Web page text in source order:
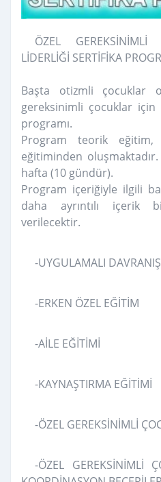
ÖZEL GEREKSİNİMLİ
LİDERLİĞİ SERTİFİKA
Başta otizmli çocuklar
gereksinimli çocuklar
programı.
Program teorik eğitim,
eğitiminden
hafta (10 gündür).
Program içeriğiyle ilgili
daha ayrıntılı içerik
verilecektir.
-UYGULAMALI
-ERKEN ÖZEL EĞİTİM
-AİLE EĞİTİMİ
-KAYNAŞTIRMA EĞİTİMİ
-ÖZEL GEREKSİNİMLİ
-ÖZEL GEREKSİNİMLİ